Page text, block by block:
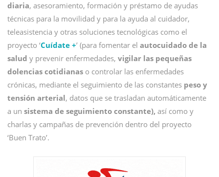
diaria, asesoramiento, formación y préstamo de ayudas
técnicas para la movilidad y para la ayuda al cuidador,
teleasistencia y otras soluciones tecnológicas como el
proyecto ‘Cuídate +’ (para fomentar el autocuidado de la
salud y prevenir enfermedades, vigilar las pequeñas
dolencias cotidianas o controlar las enfermedades
crónicas, mediante el seguimiento de las constantes peso y
tensión arterial, datos que se trasladan automáticamente
a un sistema de seguimiento constante), así como y
charlas y campañas de prevención dentro del proyecto
‘Buen Trato’.